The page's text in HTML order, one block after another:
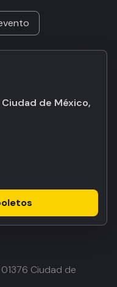
de México,
Ciudad de